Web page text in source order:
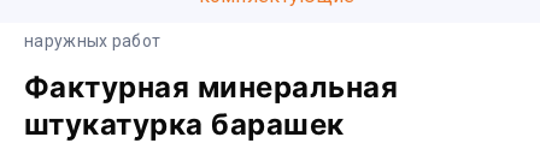
барашек KORNPUTZ BR 072 Kreisel, 25 кг для внутренних и
наружных работ
Фактурная минеральная
штукатурка барашек